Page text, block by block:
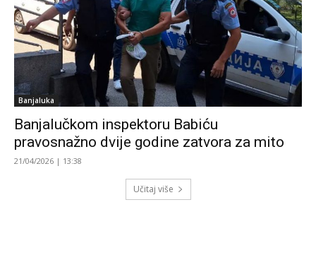
Banjaluka
Banjalučkom inspektoru Babiću
pravosnažno dvije godine zatvora za mito
21/04/2026 | 13:38
Učitaj više